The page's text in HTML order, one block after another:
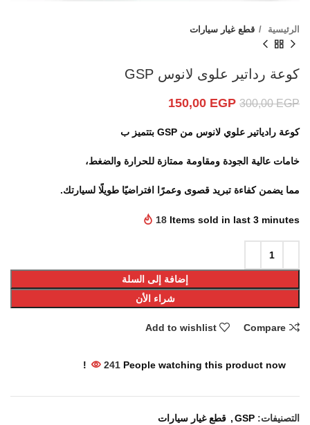
الرئيسية قطع غيار سيارات
كوعة رداتير علوى لانوس GSP
300,00EGP
150,00 EGP
كوعة رادياتير علوي لانوس من GSP بتتميز ب
خامات عالية الجودة ومقاومة ممتازة للحرارة والضغط،
مما يضمن كفاءة تبريد قصوى وعمرًا افتراضيًا طويلًا لسيارتك.
18 Items sold in last 3 minutes
إضافة إلى السلة
شراء الأن
Compare
Add to wishlist
241 People watching this product now!
التصنيفات: GSP
, قطع غيار سيارات